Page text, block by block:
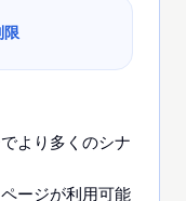
限
より多くのシナ
ージが利用可能